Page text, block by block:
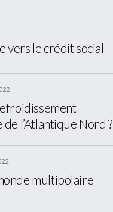
vers le crédit social
l’Atlantique Nord ?
multipolaire